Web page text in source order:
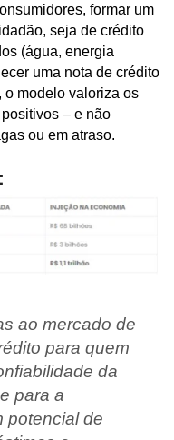
formar um
seja de crédito
(água, energia
uma nota de crédito
o modelo valoriza os
– e não
ou em atraso.
ao mercado de
para quem
da
para a
potencial de